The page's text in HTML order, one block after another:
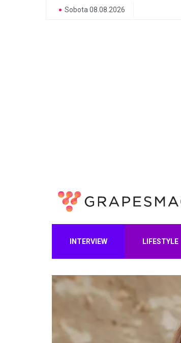
Sobota 08.08.2026
INTERVIEW LIFESTYLE